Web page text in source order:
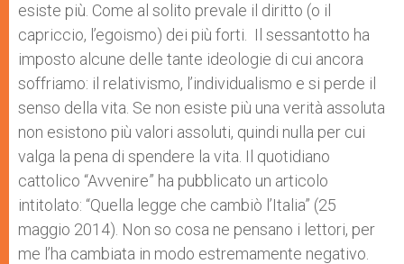
esiste più. Come al solito prevale il diritto (o il
capriccio, l’egoismo) dei più forti. Il sessantotto ha
imposto alcune delle tante ideologie di cui ancora
soffriamo: il relativismo, l’individualismo e si perde il
senso della vita. Se non esiste più una verità assoluta
non esistono più valori assoluti, quindi nulla per cui
valga la pena di spendere la vita. Il quotidiano
cattolico “Avvenire” ha pubblicato un articolo
intitolato: “Quella legge che cambiò l’Italia” (25
maggio 2014). Non so cosa ne pensano i lettori, per
me l’ha cambiata in modo estremamente negativo.